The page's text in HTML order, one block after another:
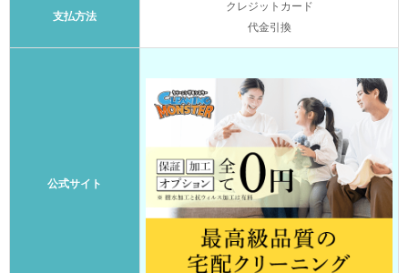
支払方法
クレジットカード
代金引換
公式サイト